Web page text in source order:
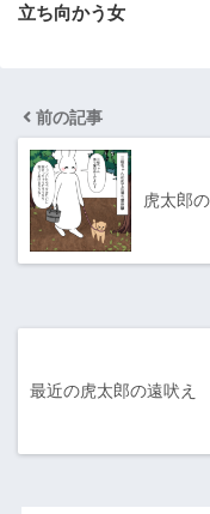
立ち向かう女
前の記事
虎太郎
最近の虎太郎の遠吠え